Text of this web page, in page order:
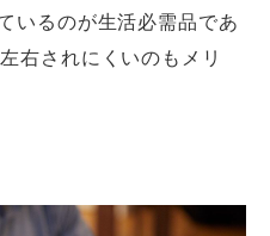
いるのが生活必需品であ
右されにくいのもメリ